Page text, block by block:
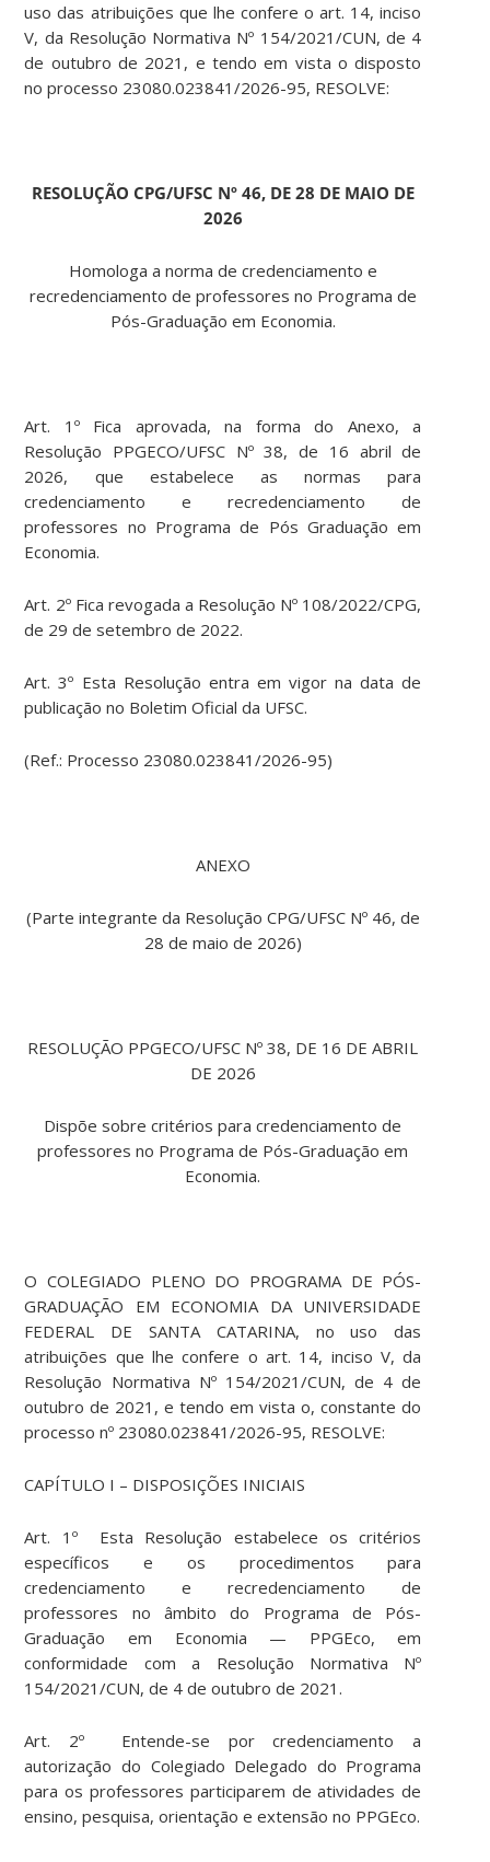
uso das atribuições que lhe confere o art. 14, inciso
V, da Resolução Normativa Nº 154/2021/CUN, de 4
de outubro de 2021, e tendo em vista o disposto
no processo 23080.023841/2026-95, RESOLVE:
RESOLUÇÃO CPG/UFSC Nº 46, DE 28 DE MAIO DE
2026
Homologa a norma de credenciamento e
recredenciamento de professores no Programa de
Pós-Graduação em Economia.
Art. 1º Fica aprovada, na forma do Anexo, a
Resolução PPGECO/UFSC Nº 38, de 16 abril de
2026, que estabelece as normas para
credenciamento e recredenciamento de
professores no Programa de Pós Graduação em
Economia.
Art. 2º Fica revogada a Resolução Nº 108/2022/CPG,
de 29 de setembro de 2022.
Art. 3º Esta Resolução entra em vigor na data de
publicação no Boletim Oficial da UFSC.
(Ref.: Processo 23080.023841/2026-95)
ANEXO
(Parte integrante da Resolução CPG/UFSC Nº 46, de
28 de maio de 2026)
RESOLUÇÃO PPGECO/UFSC Nº 38, DE 16 DE ABRIL
DE 2026
Dispõe sobre critérios para credenciamento de
professores no Programa de Pós-Graduação em
Economia.
O COLEGIADO PLENO DO PROGRAMA DE PÓS-
GRADUAÇÃO EM ECONOMIA DA UNIVERSIDADE
FEDERAL DE SANTA CATARINA, no uso das
atribuições que lhe confere o art. 14, inciso V, da
Resolução Normativa Nº 154/2021/CUN, de 4 de
outubro de 2021, e tendo em vista o, constante do
processo nº 23080.023841/2026-95, RESOLVE:
CAPÍTULO I – DISPOSIÇÕES INICIAIS
Art. 1º Esta Resolução estabelece os critérios
específicos e os procedimentos para
credenciamento e recredenciamento de
professores no âmbito do Programa de Pós-
Graduação em Economia — PPGEco, em
conformidade com a Resolução Normativa Nº
154/2021/CUN, de 4 de outubro de 2021.
Art. 2º Entende-se por credenciamento a
autorização do Colegiado Delegado do Programa
para os professores participarem de atividades de
ensino, pesquisa, orientação e extensão no PPGEco.